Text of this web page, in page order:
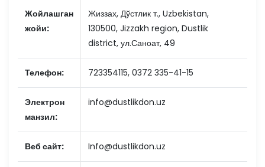
Жойлашган
жойи:
Жиззах, Дўстлик т., Uzbekistan,
130500, Jizzakh region, Dustlik
district, ул.Саноат, 49
Телефон: 723354115, 0372 335-41-15
Электрон
манзил:
info@dustlikdon.uz
Веб сайт: Info@dustlikdon.uz